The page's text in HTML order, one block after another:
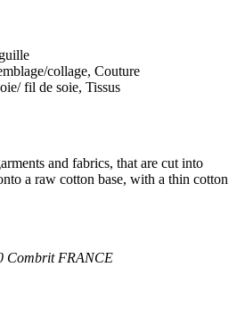
collage, Couture
fil de soie, Tissus
and fabrics, that are cut into
a raw cotton base, with a thin cotton
Combrit FRANCE